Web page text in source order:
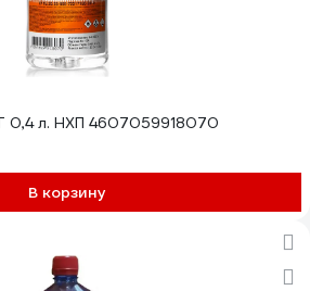
0,4 л. НХП 4607059918070
В корзину